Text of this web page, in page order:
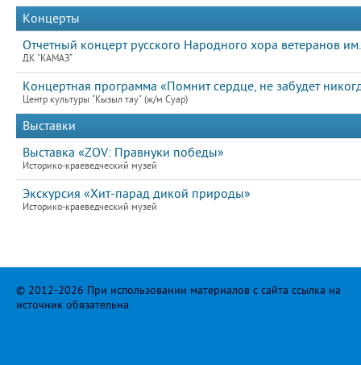
Концерты
Отчетный концерт русского Народного хора ветеранов
ДК "КАМАЗ"
Концертная программа «Помнит сердце, не забудет
Центр культуры "Кызыл тау" (ж/м Суар)
Выставки
Выставка «ZOV: Правнуки победы»
Историко-краеведческий музей
Экскурсия «Хит-парад дикой природы»
Историко-краеведческий музей
© 2012-2026 При использовании материалов с сайта ссылка на
источник обязательна.